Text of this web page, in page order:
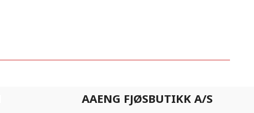
AAENG FJØSBUTIKK A/S